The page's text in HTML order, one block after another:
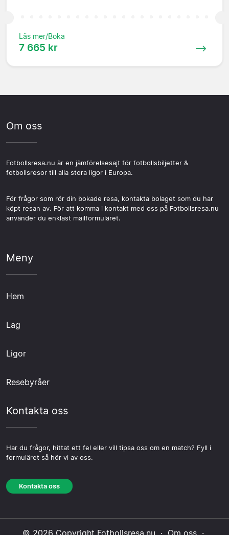
Läs mer/Boka
7 665 kr
Om oss
Fotbollsresa.nu är en jämförelsesajt för fotbollsbiljetter &
fotbollsresor till alla stora ligor i Europa.
För frågor som rör din bokade resa, kontakta bolaget som du har
köpt resan av. För att komma i kontakt med oss på Fotbollsresa.nu
använder du enklast mailformuläret.
Meny
Hem
Lag
Ligor
Resebyråer
Kontakta oss
Har du frågor, hittat ett fel eller vill tipsa oss om en match? Fyll i
formuläret så hör vi av oss.
Kontakta oss